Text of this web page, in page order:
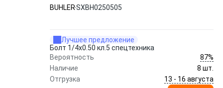
BUHLERSXBH0250505
Лучшее предложение
Болт 1/4x0.50 кл.5 спецтехника
Вероятность
87%
Наличие
8 шт.
Отгрузка
13 - 16 августа